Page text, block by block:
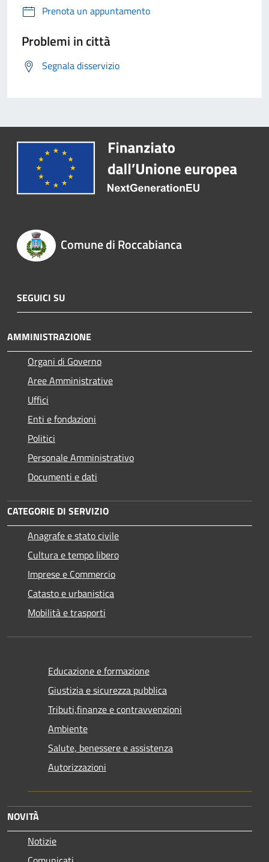
Prenota un appuntamento
Problemi in città
Segnala disservizio
Comune di Roccabianca
SEGUICI SU
AMMINISTRAZIONE
Organi di Governo
Aree Amministrative
Uffici
Enti e fondazioni
Politici
Personale Amministrativo
Documenti e dati
CATEGORIE DI SERVIZIO
Anagrafe e stato civile
Cultura e tempo libero
Imprese e Commercio
Catasto e urbanistica
Mobilità e trasporti
Educazione e formazione
Giustizia e sicurezza pubblica
Tributi,finanze e contravvenzioni
Ambiente
Salute, benessere e assistenza
Autorizzazioni
NOVITÀ
Notizie